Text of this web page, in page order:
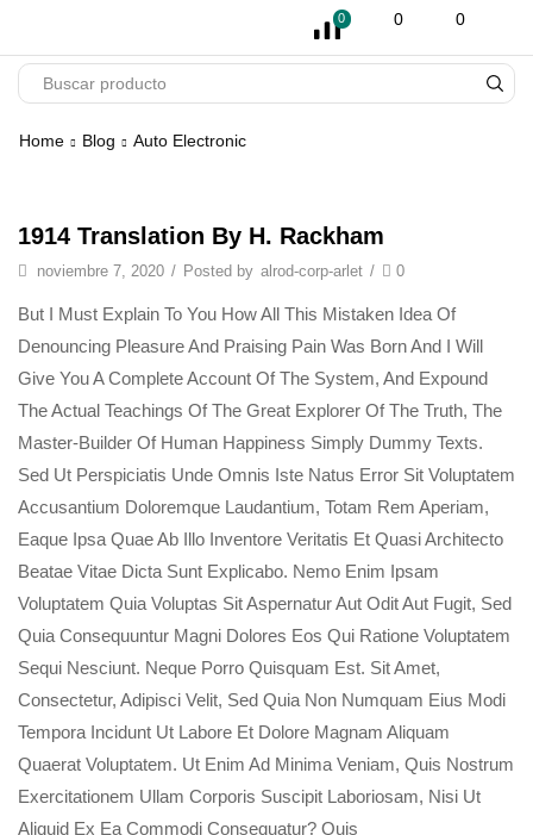
0 0 0
Home Blog Auto Electronic
1914 Translation By H. Rackham
noviembre 7, 2020 / Posted by alrod-corp-arlet / 0
But I Must Explain To You How All This Mistaken Idea Of
Denouncing Pleasure And Praising Pain Was Born And I Will
Give You A Complete Account Of The System, And Expound
The Actual Teachings Of The Great Explorer Of The Truth, The
Master-Builder Of Human Happiness Simply Dummy Texts.
Sed Ut Perspiciatis Unde Omnis Iste Natus Error Sit Voluptatem
Accusantium Doloremque Laudantium, Totam Rem Aperiam,
Eaque Ipsa Quae Ab Illo Inventore Veritatis Et Quasi Architecto
Beatae Vitae Dicta Sunt Explicabo. Nemo Enim Ipsam
Voluptatem Quia Voluptas Sit Aspernatur Aut Odit Aut Fugit, Sed
Quia Consequuntur Magni Dolores Eos Qui Ratione Voluptatem
Sequi Nesciunt. Neque Porro Quisquam Est. Sit Amet,
Consectetur, Adipisci Velit, Sed Quia Non Numquam Eius Modi
Tempora Incidunt Ut Labore Et Dolore Magnam Aliquam
Quaerat Voluptatem. Ut Enim Ad Minima Veniam, Quis Nostrum
Exercitationem Ullam Corporis Suscipit Laboriosam, Nisi Ut
Aliquid Ex Ea Commodi Consequatur? Quis